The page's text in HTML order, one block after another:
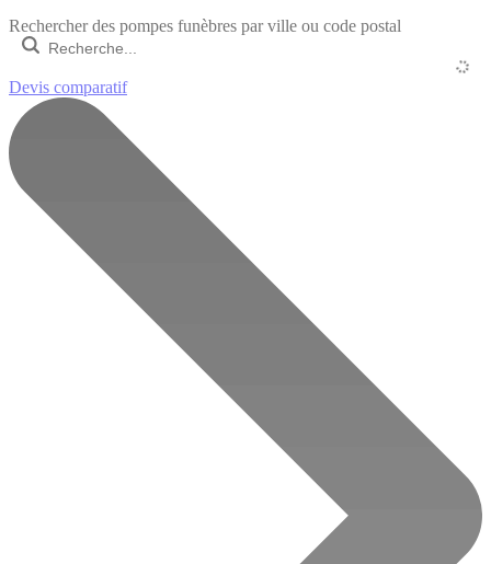
Rechercher des pompes funèbres par ville ou code postal
Devis comparatif